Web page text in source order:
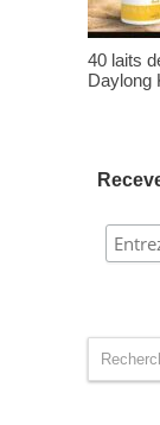
40 laits
Daylong